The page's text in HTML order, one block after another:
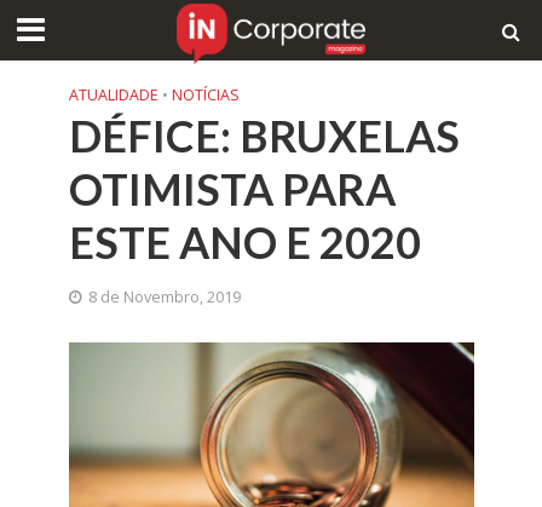
ATUALIDADE • NOTÍCIAS
DÉFICE: BRUXELAS
OTIMISTA PARA
ESTE ANO E 2020
8 de Novembro, 2019